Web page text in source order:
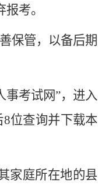
考。
保管，以备后期
事考试网”，进入
位查询并下载本
家庭所在地的县